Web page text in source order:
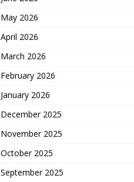
May 2026
April 2026
March 2026
February 2026
January 2026
December 2025
November 2025
October 2025
September 2025